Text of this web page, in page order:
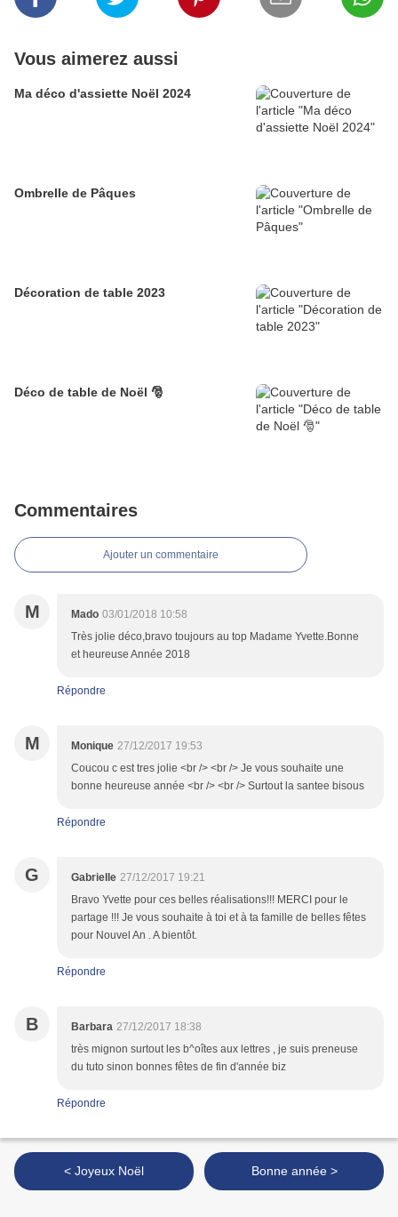
Vous aimerez aussi
Ma déco d'assiette Noël 2024
Ombrelle de Pâques
Décoration de table 2023
Déco de table de Noël 🎅
Commentaires
Ajouter un commentaire
M Mado 03/01/2018 10:58
Très jolie déco,bravo toujours au top Madame Yvette.Bonne
et heureuse Année 2018
Répondre
M Monique 27/12/2017 19:53
Coucou c est tres jolie <br /> <br /> Je vous souhaite une
bonne heureuse année <br /> <br /> Surtout la santee bisous
Répondre
G Gabrielle 27/12/2017 19:21
Bravo Yvette pour ces belles réalisations!!! MERCI pour le
partage !!! Je vous souhaite à toi et à ta famille de belles fêtes
pour Nouvel An . A bientôt.
Répondre
B Barbara 27/12/2017 18:38
très mignon surtout les b^oîtes aux lettres , je suis preneuse
du tuto sinon bonnes fêtes de fin d'année biz
Répondre
< Joyeux Noël Bonne année >